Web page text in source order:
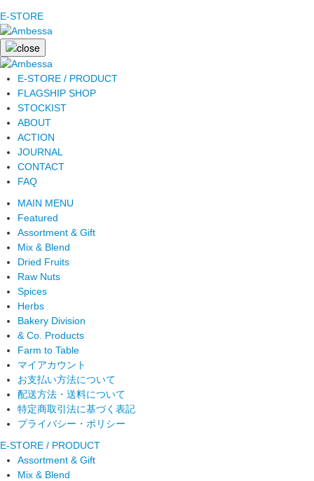
E-STORE
E-STORE / PRODUCT
FLAGSHIP SHOP
STOCKIST
ABOUT
ACTION
JOURNAL
CONTACT
FAQ
MAIN MENU
Featured
Assortment & Gift
Mix & Blend
Dried Fruits
Raw Nuts
Spices
Herbs
Bakery Division
& Co. Products
Farm to Table
マイアカウント
お支払い方法について
配送方法・送料について
特定商取引法に基づく表記
プライバシー・ポリシー
E-STORE / PRODUCT
Assortment & Gift
Mix & Blend